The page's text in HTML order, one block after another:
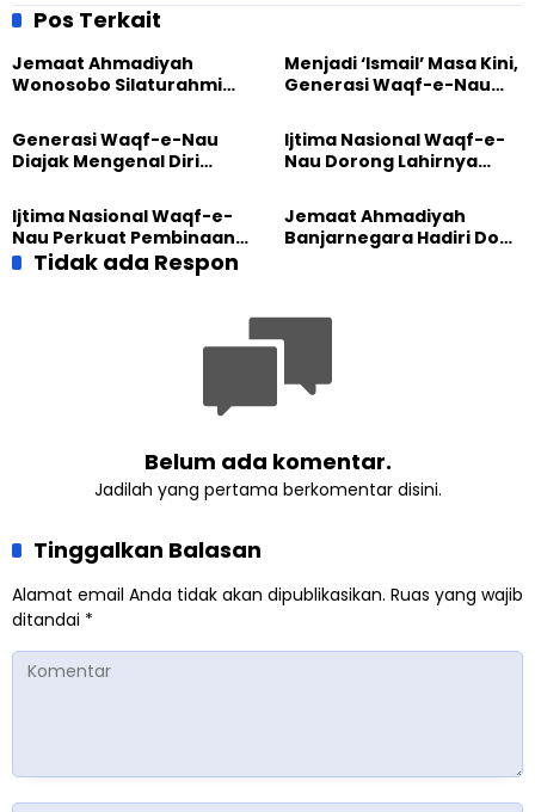
Menjadi Profesional
Pos Terkait
Jemaat Ahmadiyah
Wonosobo Silaturahmi
GPdI Eben Haezer
Menjadi ‘Ismail’ Masa Kini,
Generasi Waqf-e-Nau
Pengabdian
Generasi Waqf-e-Nau
Diajak Mengenal Diri
Dunia
Ijtima Nasional Waqf-e-
Nau Dorong Lahirnya
yang Militan
Ijtima Nasional Waqf-e-
Nau Perkuat Pembinaan
Calon Pemimpin Jemaat
Jemaat Ahmadiyah
Banjarnegara Hadiri Doa
Tidak ada Respon
Belum ada komentar.
Jadilah yang pertama berkomentar disini.
Tinggalkan Balasan
Alamat email Anda tidak akan dipublikasikan. Ruas yang wajib
ditandai *